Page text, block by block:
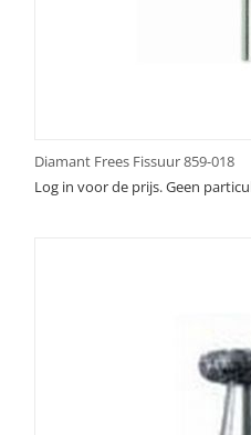
Diamant Frees Fissuur 859-018
Log in voor de prijs. Geen